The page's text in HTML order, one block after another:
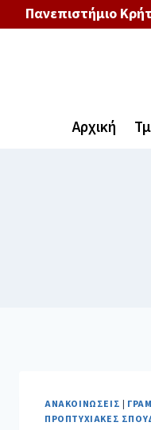
Πανεπιστήμιο
Αρχική
ΑΝΑΚΟΙΝΏΣΕΙΣ |
ΠΡΟΠΤΥΧΙΑΚΈΣ